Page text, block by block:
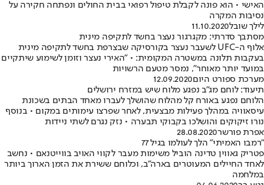
האישי • הוא פונה לקבלת טיפול רפואי בבית החולים ונפתחה חקירה על
נסיבות המקרה
לילך שובל11.10.2020
מסתבך סדרתי: מקגרגור נעצר בחשד לתקיפה מינית
אלוף ה-UFC לשעבר נעצר בקורסיקה שבצרפת בחשד לתקיפה מינית
בעקבות תלונה במשטרה המקומית: • "האירי נעצר וזומן לשימוע שיתקיים
במועד יותר מאוחר", נמסר מטעם הרשויות
מערכת ספורט היום12.09.2020
תיעוד: לוחם מג"ב נפגע מלוח שיש במזרח ירושלים
הלוחם נפגע באורח קל מהלוח שהושלך לעברו מאחד הבתים בשכונת
עיסאוויה במהלך פעילות מבצעית, לאחר שפרצו עימותים במקום • בנוסף
נורו זיקוקים והושלכו בקבוקי תבערה • נזק נגרם לשתי ניידות
אפרת פורשר28.08.2020
"רמבו האמיתי" הלך לעולמו בגיל 77
פטריק גאווין טדינה הוביל משימות מעבר לקווי האויב בווייטנאם • נחשב
לאחד החיילים המעוטרים בארה"ב, וכלוחם ששירת את הזמן הארוך ביותר
במלחמה